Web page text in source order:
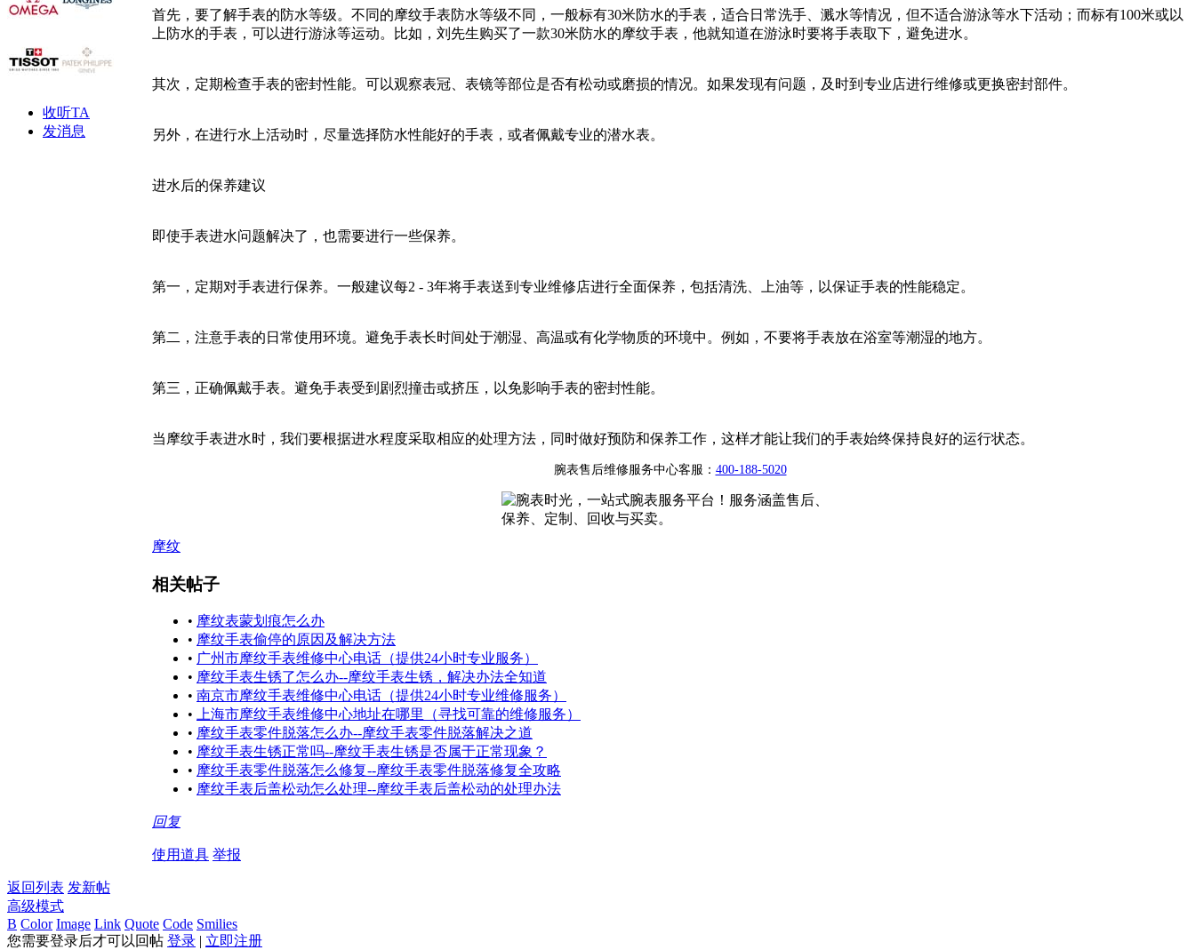
收听TA
发消息
首先，要了解手表的防水等级。不同的摩纹手表防水等级不同，一般标有30米防水的手表，适合日常洗手、溅水等情况，但不适合游泳等水下活动；而标有100米或以
上防水的手表，可以进行游泳等运动。比如，刘先生购买了一款30米防水的摩纹手表，他就知道在游泳时要将手表取下，避免进水。
其次，定期检查手表的密封性能。可以观察表冠、表镜等部位是否有松动或磨损的情况。如果发现有问题，及时到专业店进行维修或更换密封部件。
另外，在进行水上活动时，尽量选择防水性能好的手表，或者佩戴专业的潜水表。
进水后的保养建议
即使手表进水问题解决了，也需要进行一些保养。
第一，定期对手表进行保养。一般建议每2 - 3年将手表送到专业维修店进行全面保养，包括清洗、上油等，以保证手表的性能稳定。
第二，注意手表的日常使用环境。避免手表长时间处于潮湿、高温或有化学物质的环境中。例如，不要将手表放在浴室等潮湿的地方。
第三，正确佩戴手表。避免手表受到剧烈撞击或挤压，以免影响手表的密封性能。
当摩纹手表进水时，我们要根据进水程度采取相应的处理方法，同时做好预防和保养工作，这样才能让我们的手表始终保持良好的运行状态。
腕表售后维修服务中心客服： 400-188-5020
摩纹
相关帖子
• 摩纹表蒙划痕怎么办
• 摩纹手表偷停的原因及解决方法
• 广州市摩纹手表维修中心电话（提供24小时专业服务）
• 摩纹手表生锈了怎么办--摩纹手表生锈，解决办法全知道
• 南京市摩纹手表维修中心电话（提供24小时专业维修服务）
•
上海市摩纹手表维修中心地址在哪里（寻找可靠的维修服务）
• 摩纹手表零件脱落怎么办--摩纹手表零件脱落解决之道
• 摩纹手表生锈正常吗--摩纹手表生锈是否属于正常现象？
• 摩纹手表零件脱落怎么修复--摩纹手表零件脱落修复全攻略
• 摩纹手表后盖松动怎么处理--摩纹手表后盖松动的处理办法
回复
使用道具 举报
返回列表 发新帖
高级模式
B Color Image Link Quote Code Smilies
您需要登录后才可以回帖 登录 | 立即注册